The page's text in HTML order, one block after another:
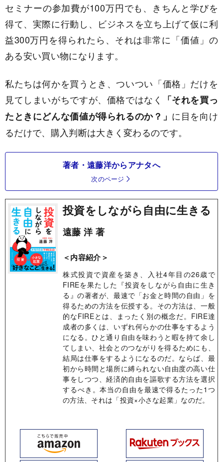
セミナーの参加費が100万円でも、きちんと学びを
得て、実際に行動し、ビジネスを立ち上げて仮に利
益300万円を得られたら、それは非常に「価値」の
ある安い買い物になります。
私たちは何かを買うとき、ついつい「価格」だけを
見てしまいがちですが、価格ではなく
「それを買っ
たときにどんな価値が得られるのか？」 に目を向け
るだけで、購入判断は大きく変わるのです。
著者・遠藤洋からアナタへ
次のページ
投資をしながら自由に生きる
遠藤 洋 著
＜内容紹介＞
株式投資で資産を築き、入社4年目の26歳で
FIREを果たした『投資をしながら自由に生き
る』の著者が、最速で「お金と時間の自由」を
得るための方法を伝授する。その方法は、一般
的なFIREとは、まったく別の概念だ。FIRE達
成者の多くは、いずれ何らかの仕事をするよう
になる。ひと通り自由を味わうと暇を持て余し
てしまい、社会とのつながりを得るためにも、
結局は仕事をするようになるのだ。ならば、最
初から時間と場所に縛られない自由度の高い仕
事をしつつ、経済的自由を謳歌する方法を選択
するべき。本当の自由を最速で得るたった1つ
の方法、それは「投資×小さな起業」なのだ。